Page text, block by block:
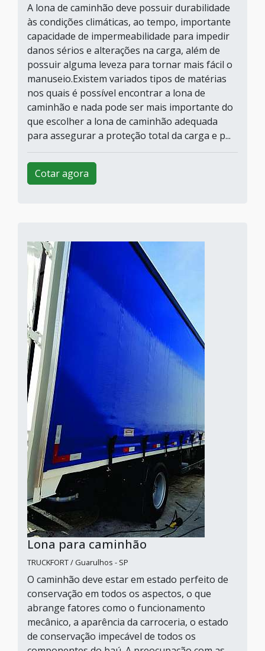
A lona de caminhão deve possuir durabilidade
às condições climáticas, ao tempo, importante
capacidade de impermeabilidade para impedir
danos sérios e alterações na carga, além de
possuir alguma leveza para tornar mais fácil o
manuseio.Existem variados tipos de matérias
nos quais é possível encontrar a lona de
caminhão e nada pode ser mais importante do
que escolher a lona de caminhão adequada
para assegurar a proteção total da carga e p...
Cotar agora
Lona para caminhão
TRUCKFORT / Guarulhos - SP
O caminhão deve estar em estado perfeito de
conservação em todos os aspectos, o que
abrange fatores como o funcionamento
mecânico, a aparência da carroceria, o estado
de conservação impecável de todos os